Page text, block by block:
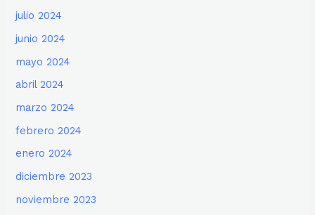
julio 2024
junio 2024
mayo 2024
abril 2024
marzo 2024
febrero 2024
enero 2024
diciembre 2023
noviembre 2023